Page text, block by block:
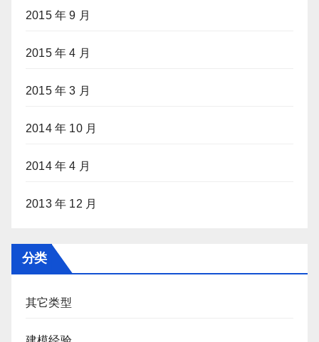
2015 年 9 月
2015 年 4 月
2015 年 3 月
2014 年 10 月
2014 年 4 月
2013 年 12 月
分类
其它类型